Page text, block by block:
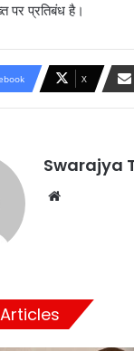
पर प्रतिबंध है।
X
Swarajya